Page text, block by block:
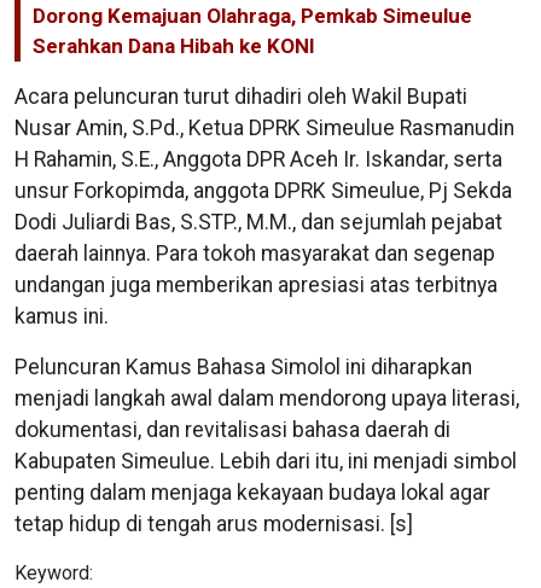
Dorong Kemajuan Olahraga, Pemkab Simeulue
Serahkan Dana Hibah ke KONI
Acara peluncuran turut dihadiri oleh Wakil Bupati
Nusar Amin, S.Pd., Ketua DPRK Simeulue Rasmanudin
H Rahamin, S.E., Anggota DPR Aceh Ir. Iskandar, serta
unsur Forkopimda, anggota DPRK Simeulue, Pj Sekda
Dodi Juliardi Bas, S.STP., M.M., dan sejumlah pejabat
daerah lainnya. Para tokoh masyarakat dan segenap
undangan juga memberikan apresiasi atas terbitnya
kamus ini.
Peluncuran Kamus Bahasa Simolol ini diharapkan
menjadi langkah awal dalam mendorong upaya literasi,
dokumentasi, dan revitalisasi bahasa daerah di
Kabupaten Simeulue. Lebih dari itu, ini menjadi simbol
penting dalam menjaga kekayaan budaya lokal agar
tetap hidup di tengah arus modernisasi. [s]
Keyword: